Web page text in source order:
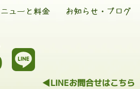
ューと料金 お知らせ・ブログ
◀LINEお問合せはこちら